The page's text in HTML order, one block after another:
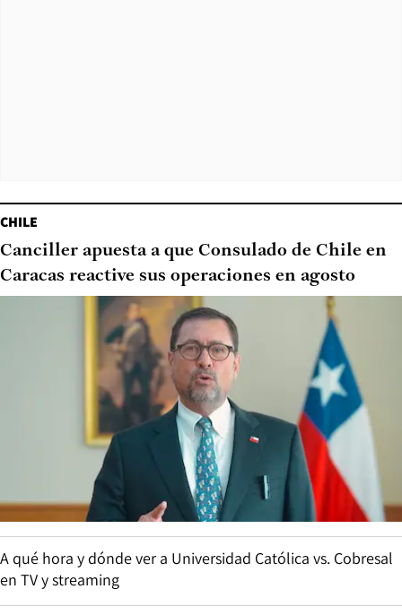
CHILE
Canciller apuesta a que Consulado de Chile en
Caracas reactive sus operaciones en agosto
A qué hora y dónde ver a Universidad Católica vs. Cobresal
en TV y streaming